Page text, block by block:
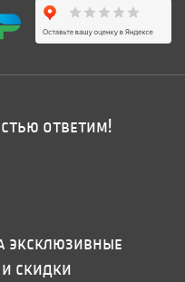
ответим!
эксклюзивные
скидки